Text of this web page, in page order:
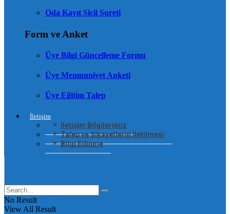
Oda Kayıt Sicil Sureti
Form ve Anket
Üye Bilgi Güncelleme Formu
Üye Memnuniyet Anketi
Üye Eğitim Talep
İletişim
İletişim Bilgilerimiz
Talep ve Şikayetlerin İletilmesi
Bilgi Edinme
No Result
View All Result